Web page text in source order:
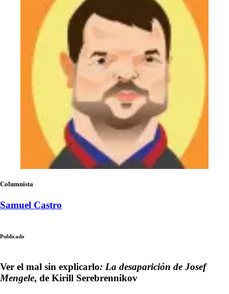
Columnista
Samuel Castro
Publicado
Ver el mal sin explicarlo: La desaparición de Josef
Mengele, de Kirill Serebrennikov